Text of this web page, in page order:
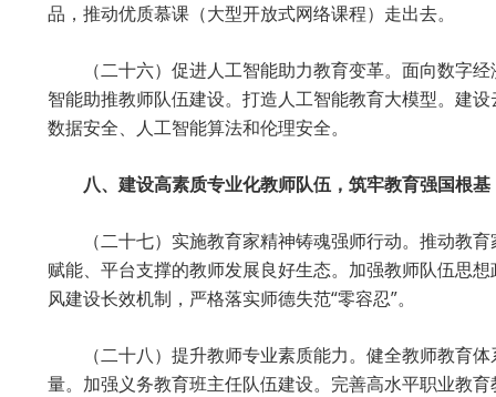
品，推动优质慕课（大型开放式网络课程）走出去。
（二十六）促进人工智能助力教育变革。面向数字
智能助推教师队伍建设。打造人工智能教育大模型。建
数据安全、人工智能算法和伦理安全。
八、建设高素质专业化教师队伍，筑牢教育强国根基
（二十七）实施教育家精神铸魂强师行动。推动教
赋能、平台支撑的教师发展良好生态。加强教师队伍思
风建设长效机制，严格落实师德失范“零容忍”。
（二十八）提升教师专业素质能力。健全教师教育
量。加强义务教育班主任队伍建设。完善高水平职业教